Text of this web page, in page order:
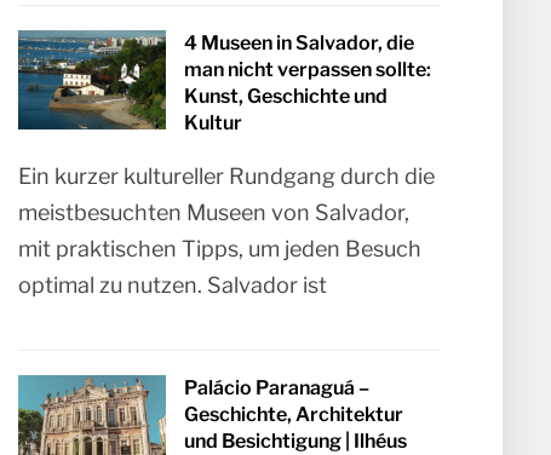
4 Museen in Salvador, die
man nicht verpassen sollte:
Kunst, Geschichte und
Kultur
Ein kurzer kultureller Rundgang durch die
meistbesuchten Museen von Salvador,
mit praktischen Tipps, um jeden Besuch
optimal zu nutzen. Salvador ist
Palácio Paranaguá –
Geschichte, Architektur
und Besichtigung | Ilhéus